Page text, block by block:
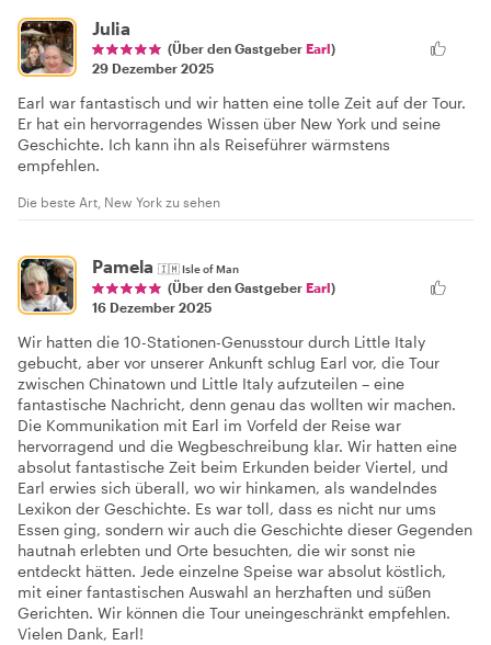
Julia
(Über den Gastgeber Earl)
29 Dezember 2025
Earl war fantastisch und wir hatten eine tolle Zeit auf der Tour.
Er hat ein hervorragendes Wissen über New York und seine
Geschichte. Ich kann ihn als Reiseführer wärmstens
empfehlen.
Die beste Art, New York zu sehen
Pamela 🇮🇲Isle of Man
(Über den Gastgeber Earl)
16 Dezember 2025
Wir hatten die 10-Stationen-Genusstour durch Little Italy
gebucht, aber vor unserer Ankunft schlug Earl vor, die Tour
zwischen Chinatown und Little Italy aufzuteilen – eine
fantastische Nachricht, denn genau das wollten wir machen.
Die Kommunikation mit Earl im Vorfeld der Reise war
hervorragend und die Wegbeschreibung klar. Wir hatten eine
absolut fantastische Zeit beim Erkunden beider Viertel, und
Earl erwies sich überall, wo wir hinkamen, als wandelndes
Lexikon der Geschichte. Es war toll, dass es nicht nur ums
Essen ging, sondern wir auch die Geschichte dieser Gegenden
hautnah erlebten und Orte besuchten, die wir sonst nie
entdeckt hätten. Jede einzelne Speise war absolut köstlich,
mit einer fantastischen Auswahl an herzhaften und süßen
Gerichten. Wir können die Tour uneingeschränkt empfehlen.
Vielen Dank, Earl!